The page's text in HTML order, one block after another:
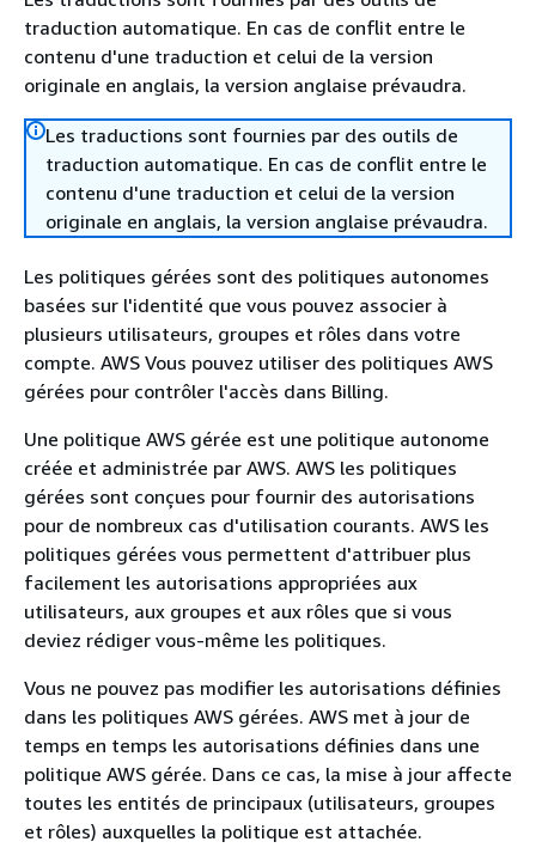
traduction automatique. En cas de conflit entre le
contenu d'une traduction et celui de la version
originale en anglais, la version anglaise prévaudra.
Les traductions sont fournies par des outils de
traduction automatique. En cas de conflit entre le
contenu d'une traduction et celui de la version
originale en anglais, la version anglaise prévaudra.
Les politiques gérées sont des politiques autonomes
basées sur l'identité que vous pouvez associer à
plusieurs utilisateurs, groupes et rôles dans votre
compte. AWS Vous pouvez utiliser des politiques AWS
gérées pour contrôler l'accès dans Billing.
Une politique AWS gérée est une politique autonome
créée et administrée par AWS. AWS les politiques
gérées sont conçues pour fournir des autorisations
pour de nombreux cas d'utilisation courants. AWS les
politiques gérées vous permettent d'attribuer plus
facilement les autorisations appropriées aux
utilisateurs, aux groupes et aux rôles que si vous
deviez rédiger vous-même les politiques.
Vous ne pouvez pas modifier les autorisations définies
dans les politiques AWS gérées. AWS met à jour de
temps en temps les autorisations définies dans une
politique AWS gérée. Dans ce cas, la mise à jour affecte
toutes les entités de principaux (utilisateurs, groupes
et rôles) auxquelles la politique est attachée.